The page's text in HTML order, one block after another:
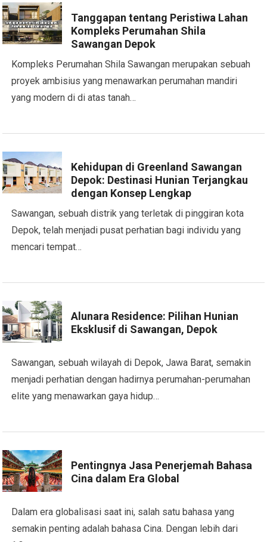
Tanggapan tentang Peristiwa Lahan
Kompleks Perumahan Shila
Sawangan Depok
Kompleks Perumahan Shila Sawangan merupakan sebuah
proyek ambisius yang menawarkan perumahan mandiri
yang modern di di atas tanah…
Kehidupan di Greenland Sawangan
Depok: Destinasi Hunian Terjangkau
dengan Konsep Lengkap
Sawangan, sebuah distrik yang terletak di pinggiran kota
Depok, telah menjadi pusat perhatian bagi individu yang
mencari tempat…
Alunara Residence: Pilihan Hunian
Eksklusif di Sawangan, Depok
Sawangan, sebuah wilayah di Depok, Jawa Barat, semakin
menjadi perhatian dengan hadirnya perumahan-perumahan
elite yang menawarkan gaya hidup…
Pentingnya Jasa Penerjemah Bahasa
Cina dalam Era Global
Dalam era globalisasi saat ini, salah satu bahasa yang
semakin penting adalah bahasa Cina. Dengan lebih dari